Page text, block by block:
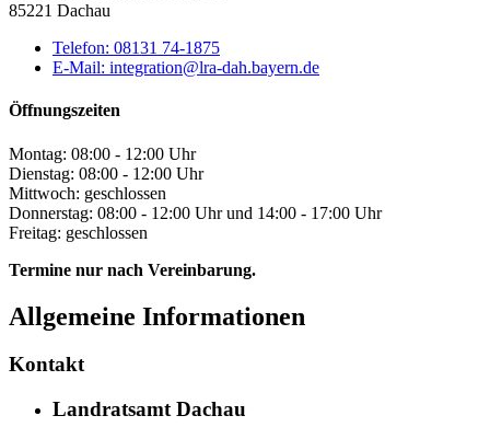
85221 Dachau
Telefon: 08131 74-1875
E-Mail: integration@lra-dah.bayern.de
Öffnungszeiten
Montag: 08:00 - 12:00 Uhr
Dienstag: 08:00 - 12:00 Uhr
Mittwoch: geschlossen
Donnerstag: 08:00 - 12:00 Uhr und 14:00 - 17:00 Uhr
Freitag: geschlossen
Termine nur nach Vereinbarung.
Allgemeine Informationen
Kontakt
Landratsamt Dachau